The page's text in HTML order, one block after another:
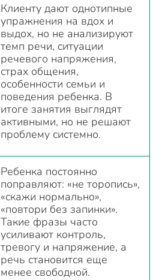
Клиенту дают однотипные
упражнения на вдох и
выдох, но не анализируют
темп речи, ситуации
речевого напряжения,
страх общения,
особенности семьи и
поведения ребенка. В
итоге занятия выглядят
активными, но не решают
проблему системно.
Ребенка постоянно
поправляют: «не торопись»,
«скажи нормально»,
«повтори без запинки».
Такие фразы часто
усиливают контроль,
тревогу и напряжение, а
речь становится еще
менее свободной.